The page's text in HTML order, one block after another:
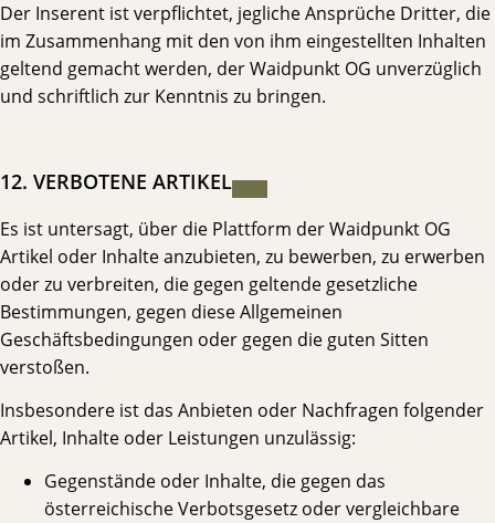
Der Inserent ist verpflichtet, jegliche Ansprüche Dritter, die
im Zusammenhang mit den von ihm eingestellten Inhalten
geltend gemacht werden, der Waidpunkt OG unverzüglich
und schriftlich zur Kenntnis zu bringen.
12. VERBOTENE ARTIKEL
Es ist untersagt, über die Plattform der Waidpunkt OG
Artikel oder Inhalte anzubieten, zu bewerben, zu erwerben
oder zu verbreiten, die gegen geltende gesetzliche
Bestimmungen, gegen diese Allgemeinen
Geschäftsbedingungen oder gegen die guten Sitten
verstoßen.
Insbesondere ist das Anbieten oder Nachfragen folgender
Artikel, Inhalte oder Leistungen unzulässig:
Gegenstände oder Inhalte, die gegen das
österreichische Verbotsgesetz oder vergleichbare